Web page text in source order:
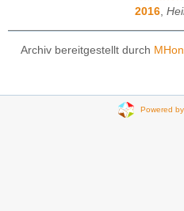
2016
Archiv bereitgestellt durch
Powered